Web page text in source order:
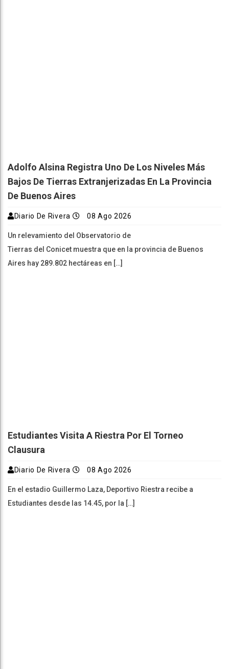
Adolfo Alsina Registra Uno De Los Niveles Más
Bajos De Tierras Extranjerizadas En La Provincia
De Buenos Aires
Diario De Rivera 08 Ago 2026
Un relevamiento del Observatorio de
Tierras del Conicet muestra que en la provincia de Buenos
Aires hay 289.802 hectáreas en […]
Estudiantes Visita A Riestra Por El Torneo
Clausura
Diario De Rivera 08 Ago 2026
En el estadio Guillermo Laza, Deportivo Riestra recibe a
Estudiantes desde las 14.45, por la […]